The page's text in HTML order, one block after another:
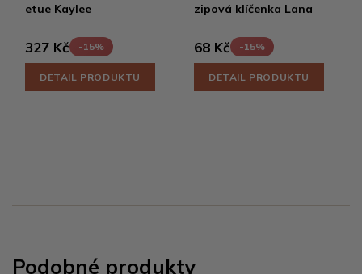
etue Kaylee
327 Kč -15%
DETAIL PRODUKTU
zipová klíčenka Lana
68 Kč -15%
DETAIL PRODUKTU
Podobné produkty